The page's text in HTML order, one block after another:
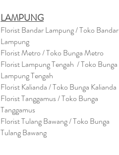
LAMPUNG
Florist Bandar Lampung / Toko Bandar
Lampung
Florist Metro / Toko Bunga Metro
Florist Lampung Tengah / Toko Bunga
Lampung Tengah
Florist Kalianda / Toko Bunga Kalianda
Florist Tanggamus / Toko Bunga
Tanggamus
Florist Tulang Bawang / Toko Bunga
Tulang Bawang